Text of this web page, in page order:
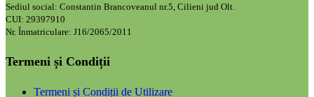
Sediul social: Constantin Brancoveanul nr.5, Cilieni jud Olt.
CUI: 29397910
Nr. Înmatriculare: J16/2065/2011
Termeni și Condiții
Termeni și Condiții de Utilizare